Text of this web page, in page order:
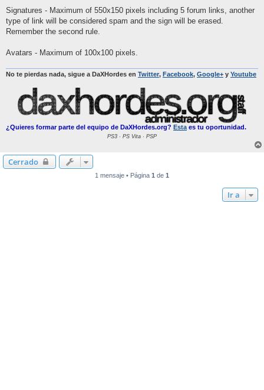
Signatures - Maximum of 550x150 pixels including 5 forum links, another
type of link will be considered spam and the sign will be erased.
Remember the second rule.
Avatars - Maximum of 100x100 pixels.
No te pierdas nada, sigue a DaXHordes en Twitter, Facebook, Google+ y Youtube
¿Quieres formar parte del equipo de DaXHordes.org? Esta es tu oportunidad.
PS3 · PS Vita · PSP
Cerrado
1 mensaje • Página 1 de 1
Ir a